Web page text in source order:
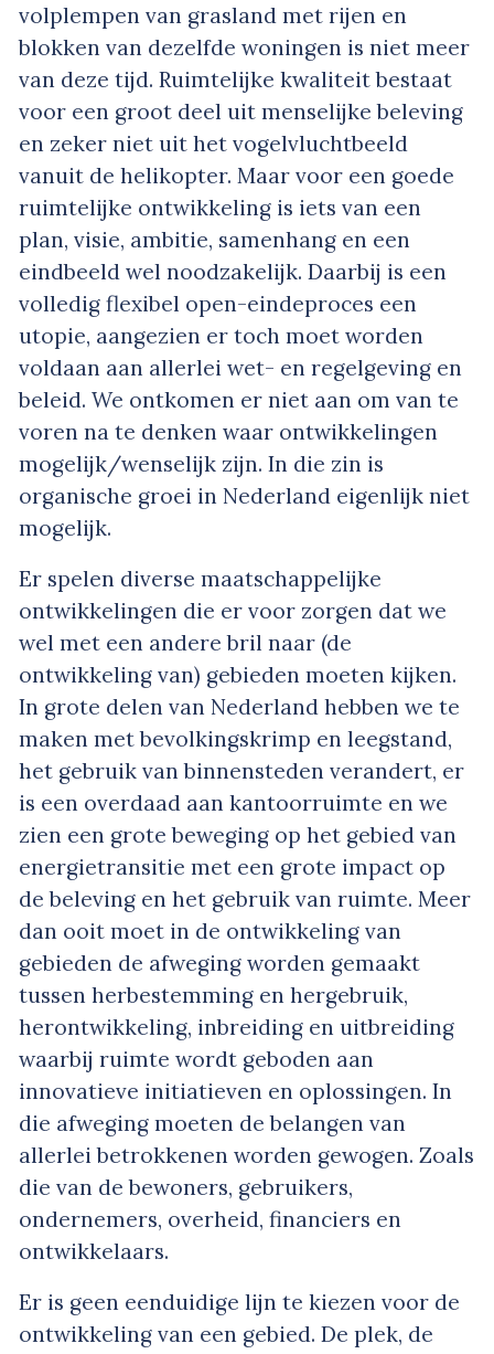
volplempen van grasland met rijen en
blokken van dezelfde woningen is niet meer
van deze tijd. Ruimtelijke kwaliteit bestaat
voor een groot deel uit menselijke beleving
en zeker niet uit het vogelvluchtbeeld
vanuit de helikopter. Maar voor een goede
ruimtelijke ontwikkeling is iets van een
plan, visie, ambitie, samenhang en een
eindbeeld wel noodzakelijk. Daarbij is een
volledig flexibel open-eindeproces een
utopie, aangezien er toch moet worden
voldaan aan allerlei wet- en regelgeving en
beleid. We ontkomen er niet aan om van te
voren na te denken waar ontwikkelingen
mogelijk/wenselijk zijn. In die zin is
organische groei in Nederland eigenlijk niet
mogelijk.
Er spelen diverse maatschappelijke
ontwikkelingen die er voor zorgen dat we
wel met een andere bril naar (de
ontwikkeling van) gebieden moeten kijken.
In grote delen van Nederland hebben we te
maken met bevolkingskrimp en leegstand,
het gebruik van binnensteden verandert, er
is een overdaad aan kantoorruimte en we
zien een grote beweging op het gebied van
energietransitie met een grote impact op
de beleving en het gebruik van ruimte. Meer
dan ooit moet in de ontwikkeling van
gebieden de afweging worden gemaakt
tussen herbestemming en hergebruik,
herontwikkeling, inbreiding en uitbreiding
waarbij ruimte wordt geboden aan
innovatieve initiatieven en oplossingen. In
die afweging moeten de belangen van
allerlei betrokkenen worden gewogen. Zoals
die van de bewoners, gebruikers,
ondernemers, overheid, financiers en
ontwikkelaars.
Er is geen eenduidige lijn te kiezen voor de
ontwikkeling van een gebied. De plek, de